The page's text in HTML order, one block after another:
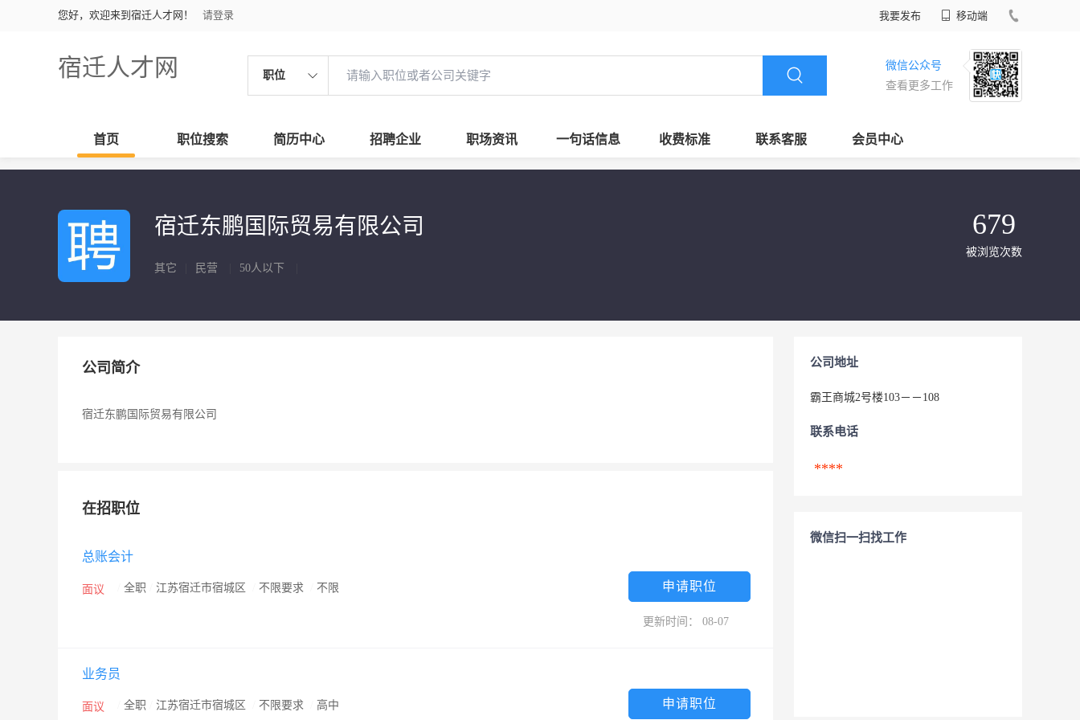
您好，欢迎来到宿迁人才网！ 请登录 我要发布 移动端
宿迁人才网 职位
微信公众号
查看更多工作
首页 职位搜索 简历中心 招聘企业 职场资讯 一句话信息 收费标准 联系客服 会员中心
宿迁东鹏国际贸易有限公司
其它 民营 50人以下
679
被浏览次数
公司简介
宿迁东鹏国际贸易有限公司
在招职位
总账会计
面议 全职 江苏宿迁市宿城区 不限要求 不限 申请职位
更新时间： 08-07
业务员
面议 全职 江苏宿迁市宿城区 不限要求 高中 申请职位
公司地址
霸王商城2号楼103－－108
联系电话
****
微信扫一扫找工作